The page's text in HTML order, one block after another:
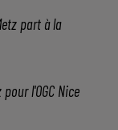
part à la
l'OGC Nice